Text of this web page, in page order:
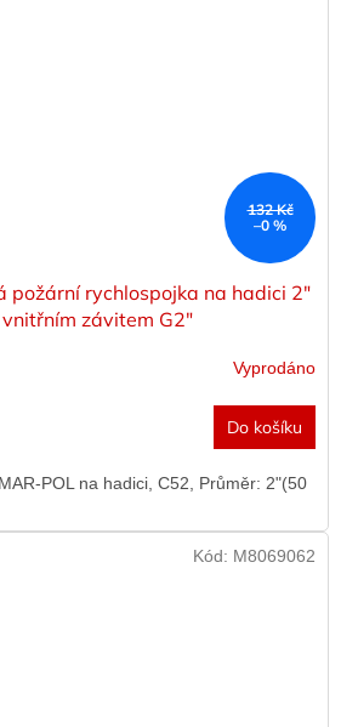
132 Kč
–0 %
požární rychlospojka na hadici 2"
vnitřním závitem G2"
Vyprodáno
Do košíku
POL na hadici, C52, Průměr: 2"(50
Kód: M8069062